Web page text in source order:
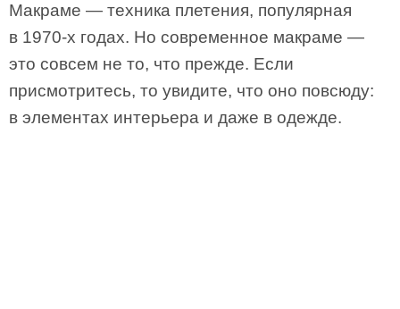
Макраме — техника плетения, популярная
в 1970-х годах. Но современное макраме —
это совсем не то, что прежде. Если
присмотритесь, то увидите, что оно повсюду:
в элементах интерьера и даже в одежде.